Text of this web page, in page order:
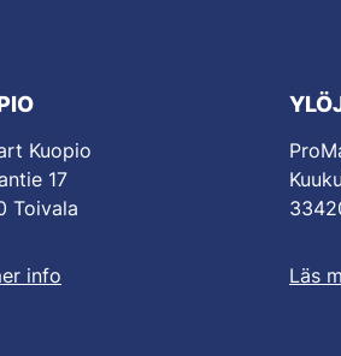
Kuopio
17
Toivala
info Läs